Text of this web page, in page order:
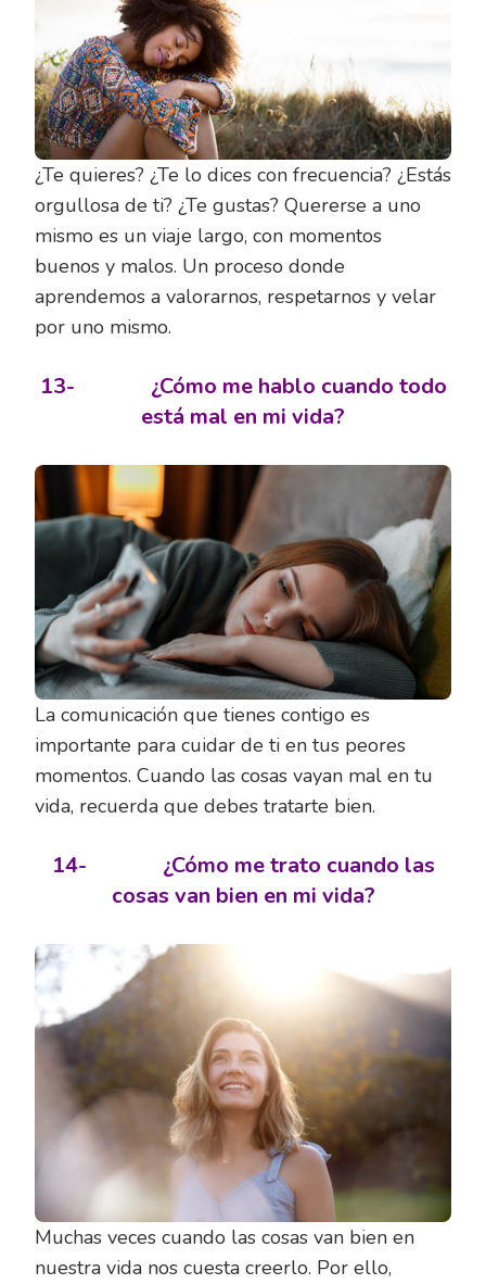
¿Te quieres? ¿Te lo dices con frecuencia? ¿Estás
orgullosa de ti? ¿Te gustas? Quererse a uno
mismo es un viaje largo, con momentos
buenos y malos. Un proceso donde
aprendemos a valorarnos, respetarnos y velar
por uno mismo.
13-
¿Cómo me hablo cuando todo
está mal en mi vida?
La comunicación que tienes contigo es
importante para cuidar de ti en tus peores
momentos. Cuando las cosas vayan mal en tu
vida, recuerda que debes tratarte bien.
14-
¿Cómo me trato cuando las
cosas van bien en mi vida?
Muchas veces cuando las cosas van bien en
nuestra vida nos cuesta creerlo. Por ello,